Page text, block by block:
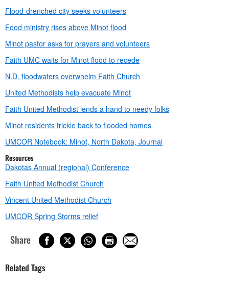
Flood-drenched city seeks volunteers
Food ministry rises above Minot flood
Minot pastor asks for prayers and volunteers
Faith UMC waits for Minot flood to recede
N.D. floodwaters overwhelm Faith Church
United Methodists help evacuate Minot
Faith United Methodist lends a hand to needy folks
Minot residents trickle back to flooded homes
UMCOR Notebook: Minot, North Dakota, Journal
Resources
Dakotas Annual (regional) Conference
Faith United Methodist Church
Vincent United Methodist Church
UMCOR Spring Storms relief
Share
Related Tags